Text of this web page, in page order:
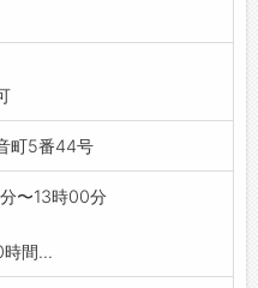
町5番44号
〜13時00分
間...